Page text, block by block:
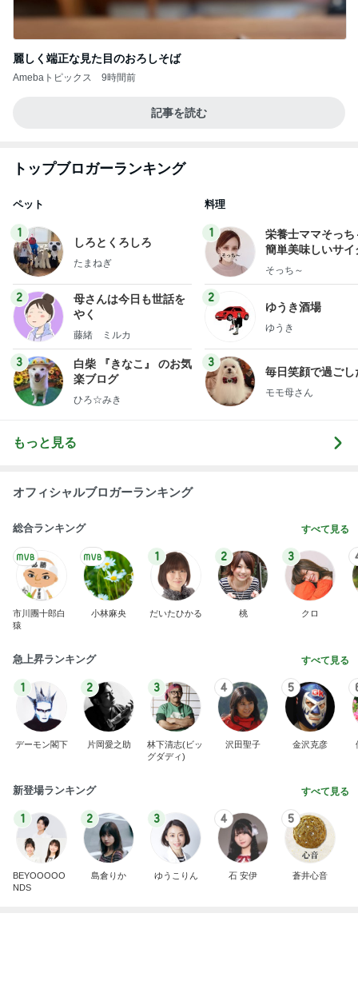
麗しく端正な見た目のおろしそば
Amebaトピックス 9時間前
記事を読む
トップブロガーランキング
ペット
1
しろとくろしろ
たまねぎ
2
母さんは今日も世話を
やく
藤緒 ミルカ
3
白柴 『きなこ』 のお気
楽ブログ
ひろ☆みき
料理
1
栄養士ママそっち
簡単美味しいサイ
献立
そっち～
2
ゆうき酒場
ゆうき
3
毎日笑顔で過ごし
モモ母さん
もっと見る
オフィシャルブロガーランキング
総合ランキング すべて見る
市川團十郎白
猿
小林麻央
1
だいたひかる
2
桃
3
クロ
急上昇ランキング すべて見る
1
デーモン閣下
2
片岡愛之助
3
林下清志(ビッ
グダディ)
4
沢田聖子
5
金沢克彦
新登場ランキング すべて見る
1
BEYOOOOO
NDS
2
島倉りか
3
ゆうこりん
4
石 安伊
5
蒼井心音